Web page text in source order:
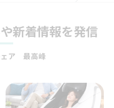
新着情報を発信
ェア 最高峰